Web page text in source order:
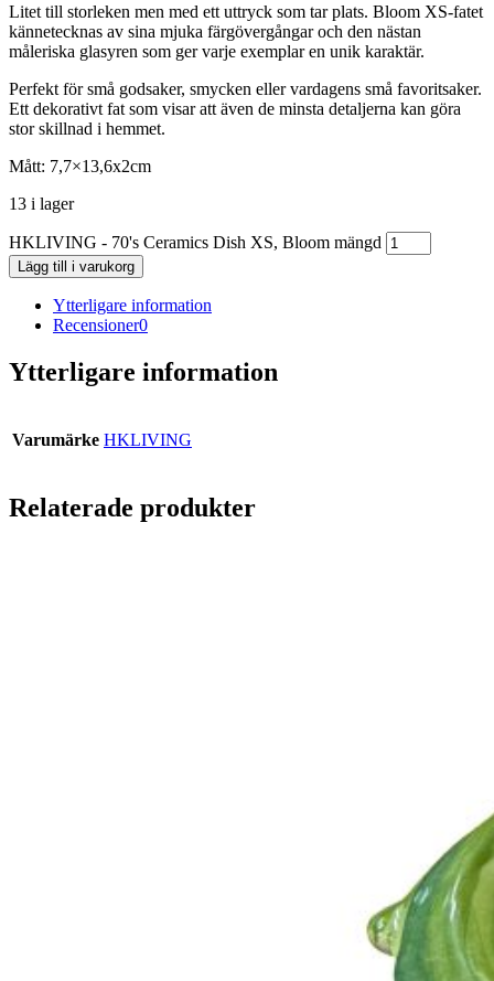
Litet till storleken men med ett uttryck som tar plats. Bloom XS-fatet
kännetecknas av sina mjuka färgövergångar och den nästan
måleriska glasyren som ger varje exemplar en unik karaktär.
Perfekt för små godsaker, smycken eller vardagens små favoritsaker.
Ett dekorativt fat som visar att även de minsta detaljerna kan göra
stor skillnad i hemmet.
Mått: 7,7×13,6x2cm
13 i lager
HKLIVING - 70's Ceramics Dish XS, Bloom mängd
Lägg till i varukorg
Ytterligare information
Recensioner0
Ytterligare information
Varumärke HKLIVING
Relaterade produkter